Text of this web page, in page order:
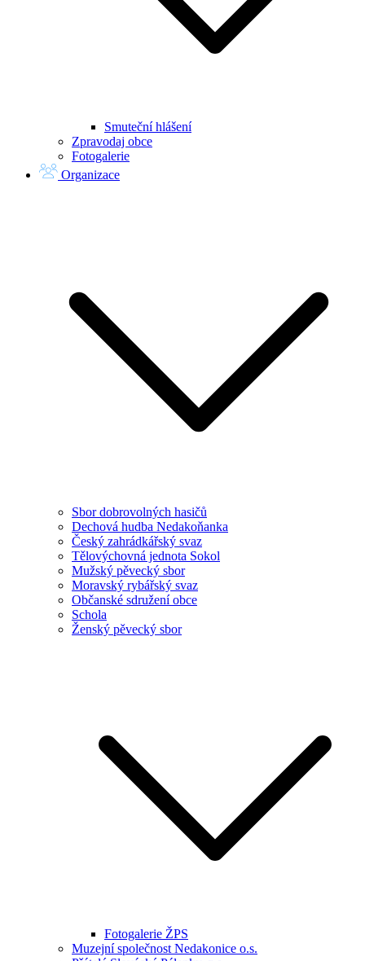
Smuteční hlášení
Zpravodaj obce
Fotogalerie
Organizace
Sbor dobrovolných hasičů
Dechová hudba Nedakoňanka
Český zahrádkářský svaz
Tělovýchovná jednota Sokol
Mužský pěvecký sbor
Moravský rybářský svaz
Občanské sdružení obce
Schola
Ženský pěvecký sbor
Fotogalerie ŽPS
Muzejní společnost Nedakonice o.s.